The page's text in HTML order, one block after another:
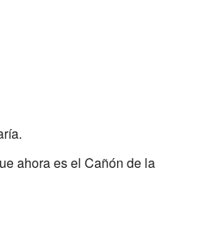
ahora es el Cañón de la